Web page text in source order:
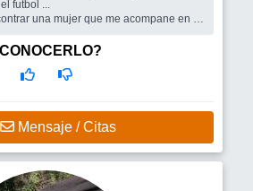
futbol ...
una mujer que me acompane en el
Mensaje / Citas